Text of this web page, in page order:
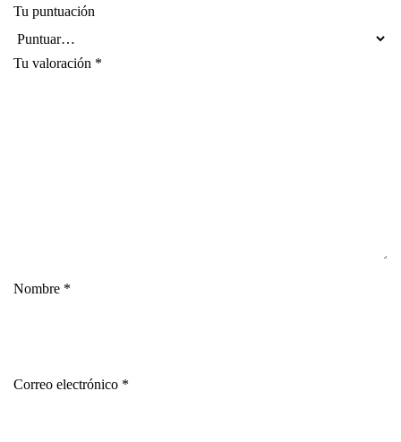
Tu puntuación
Tu valoración *
Nombre *
Correo electrónico *